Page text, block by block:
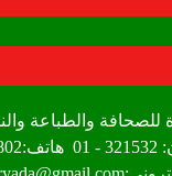
للصحافة والطباعة